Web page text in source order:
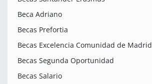
Beca Adriano
Becas Prefortia
Becas Excelencia Comunidad de Madrid
Becas Segunda Oportunidad
Becas Salario